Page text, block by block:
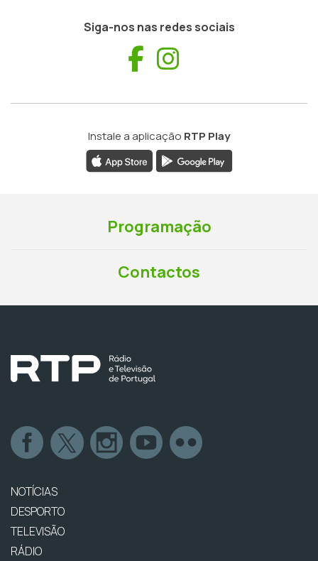
Siga-nos nas redes sociais
Facebook
Instale a aplicação RTP Play
Programação
Contactos
NOTÍCIAS
DESPORTO
TELEVISÃO
RÁDIO